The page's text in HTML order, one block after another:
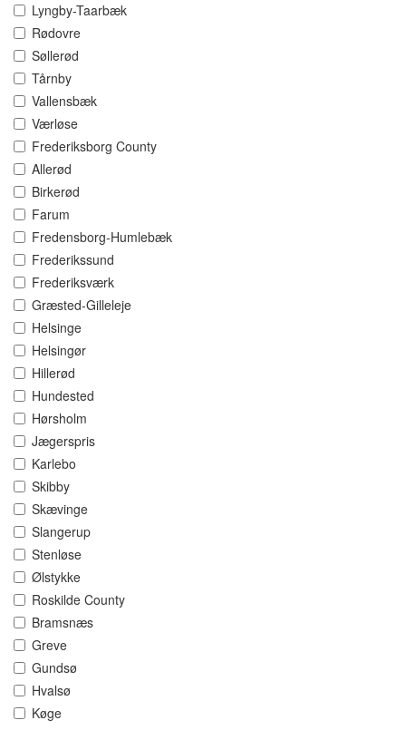
Lyngby-Taarbæk
Rødovre
Søllerød
Tårnby
Vallensbæk
Værløse
Frederiksborg County
Allerød
Birkerød
Farum
Fredensborg-Humlebæk
Frederikssund
Frederiksværk
Græsted-Gilleleje
Helsinge
Helsingør
Hillerød
Hundested
Hørsholm
Jægerspris
Karlebo
Skibby
Skævinge
Slangerup
Stenløse
Ølstykke
Roskilde County
Bramsnæs
Greve
Gundsø
Hvalsø
Køge